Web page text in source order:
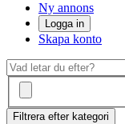
Ny annons
Logga in
Skapa konto
Filtrera efter kategori